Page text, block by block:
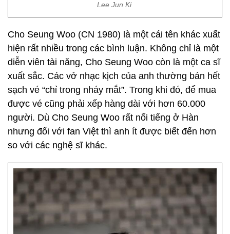
Lee Jun Ki
Cho Seung Woo (CN 1980) là một cái tên khác xuất
hiện rất nhiều trong các bình luận. Không chỉ là một
diễn viên tài năng, Cho Seung Woo còn là một ca sĩ
xuất sắc. Các vở nhạc kịch của anh thường bán hết
sạch vé “chỉ trong nháy mắt”. Trong khi đó, để mua
được vé cũng phải xếp hàng dài với hơn 60.000
người. Dù Cho Seung Woo rất nổi tiếng ở Hàn
nhưng đối với fan Việt thì anh ít được biết đến hơn
so với các nghệ sĩ khác.